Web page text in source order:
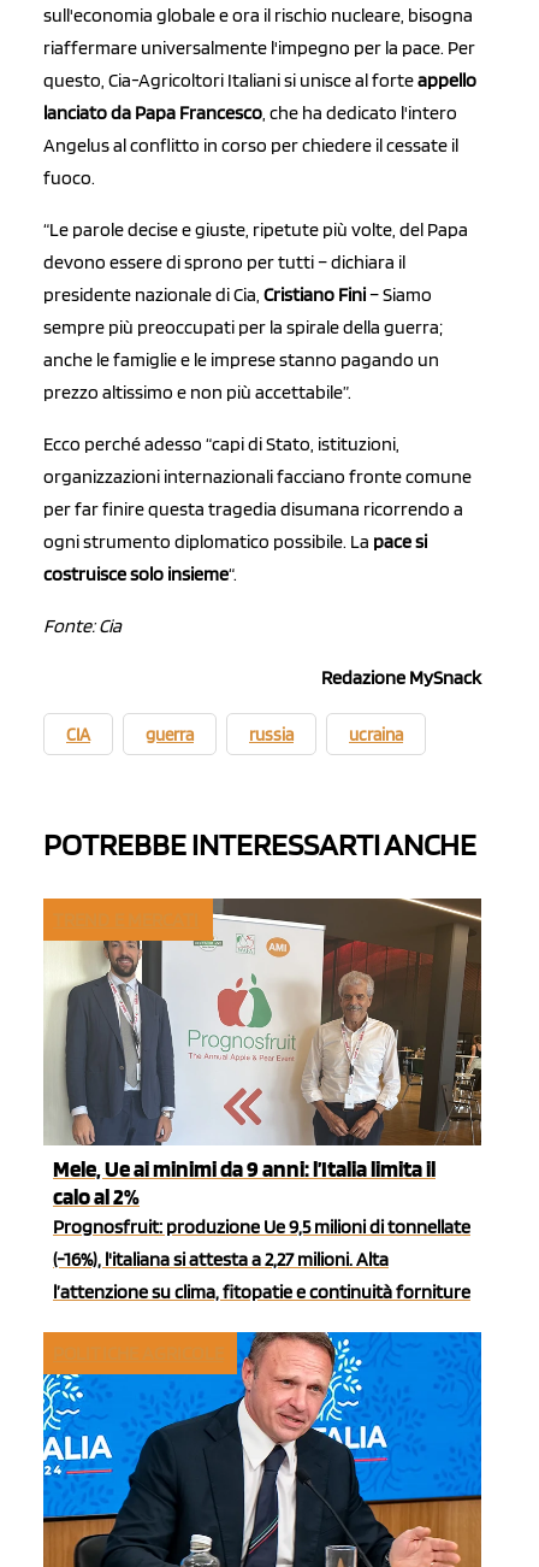
sull'economia globale e ora il rischio nucleare, bisogna
riaffermare universalmente l'impegno per la pace. Per
questo, Cia-Agricoltori Italiani si unisce al forteappello
lanciato da Papa Francesco, che ha dedicato l'intero
Angelus al conflitto in corso per chiedere il cessate il
fuoco.
“Le parole decise e giuste, ripetute più volte, del Papa
devono essere di sprono per tutti – dichiara il
presidente nazionale di Cia, Cristiano Fini– Siamo
sempre più preoccupati per la spirale della guerra;
anche le famiglie e le imprese stanno pagando un
prezzo altissimo e non più accettabile”.
Ecco perché adesso “capi di Stato, istituzioni,
organizzazioni internazionali facciano fronte comune
per far finire questa tragedia disumana ricorrendo a
ogni strumento diplomatico possibile. La pace si
costruisce solo insieme“.
Fonte: Cia
Redazione MySnack
CIA guerra russia ucraina
POTREBBE INTERESSARTI ANCHE
Mele, Ue ai minimi da 9 anni: l’Italia limita il
calo al 2%
Prognosfruit: produzione Ue 9,5 milioni di tonnellate
(-16%), l'italiana si attesta a 2,27 milioni. Alta
l’attenzione su clima, fitopatie e continuità forniture